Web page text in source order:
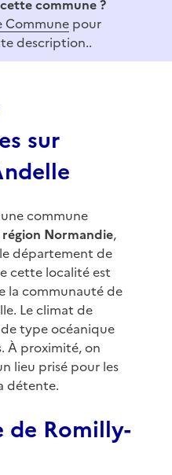
commune ?
Commune pour
description..
sur
commune
région Normandie,
département de
cette localité est
la communauté de
Le climat de
type océanique
À proximité, on
lieu prisé pour les
détente.
de Romilly-